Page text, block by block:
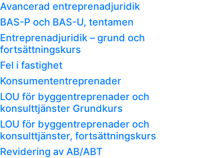
Avancerad entreprenadjuridik
BAS-P och BAS-U, tentamen
Entreprenadjuridik – grund och
fortsättningskurs
Fel i fastighet
Konsumententreprenader
LOU för byggentreprenader och
konsulttjänster Grundkurs
LOU för byggentreprenader och
konsulttjänster, fortsättningskurs
Revidering av AB/ABT